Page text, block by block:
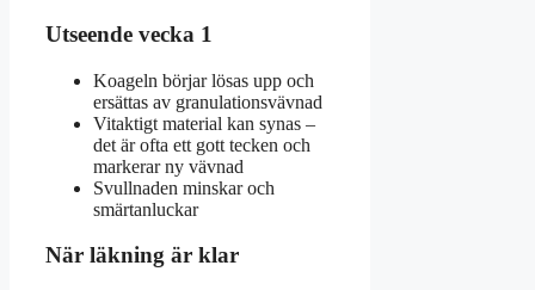
Utseende vecka 1
Koageln börjar lösas upp och
ersättas av granulationsvävnad
Vitaktigt material kan synas –
det är ofta ett gott tecken och
markerar ny vävnad
Svullnaden minskar och
smärtanluckar
När läkning är klar